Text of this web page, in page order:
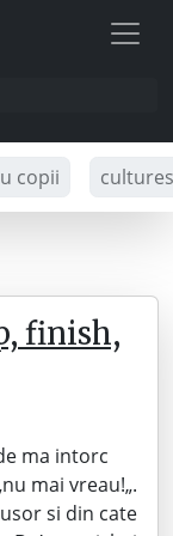
copii
finish,
ma intorc
mai vreau!„.
si din cate